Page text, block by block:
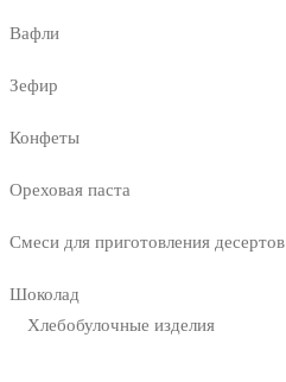
Вафли
Зефир
Конфеты
Ореховая паста
Смеси для приготовления десертов
Шоколад
Хлебобулочные изделия